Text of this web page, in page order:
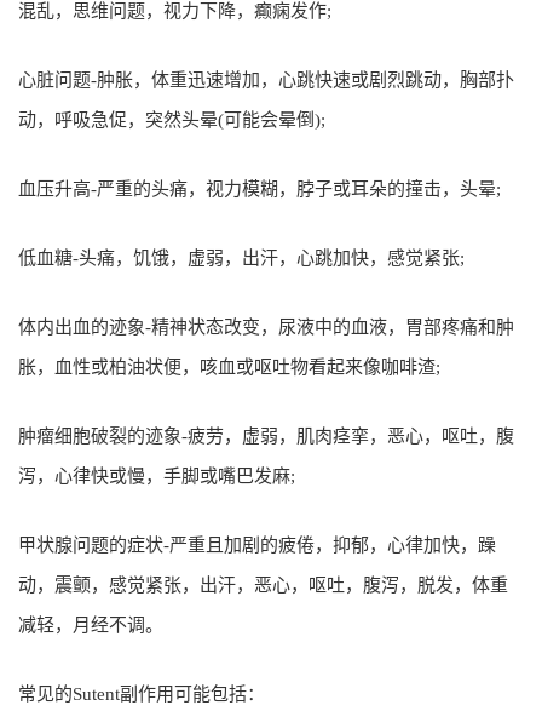
混乱，思维问题，视力下降，癫痫发作;
心脏问题-肿胀，体重迅速增加，心跳快速或剧烈跳动，胸部扑
动，呼吸急促，突然头晕(可能会晕倒);
血压升高-严重的头痛，视力模糊，脖子或耳朵的撞击，头晕;
低血糖-头痛，饥饿，虚弱，出汗，心跳加快，感觉紧张;
体内出血的迹象-精神状态改变，尿液中的血液，胃部疼痛和肿
胀，血性或柏油状便，咳血或呕吐物看起来像咖啡渣;
肿瘤细胞破裂的迹象-疲劳，虚弱，肌肉痉挛，恶心，呕吐，腹
泻，心律快或慢，手脚或嘴巴发麻;
甲状腺问题的症状-严重且加剧的疲倦，抑郁，心律加快，躁
动，震颤，感觉紧张，出汗，恶心，呕吐，腹泻，脱发，体重
减轻，月经不调。
常见的Sutent副作用可能包括：